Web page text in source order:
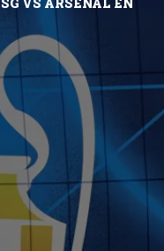
VS ARSENAL EN